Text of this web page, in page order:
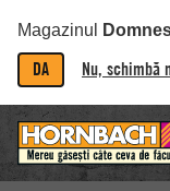
Magazinul
DA Nu, schimbă